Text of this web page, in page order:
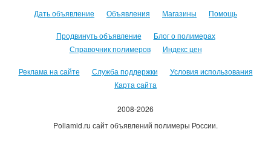
Дать объявление Объявления Магазины Помощь
Продвинуть объявление
Блог о полимерах
Справочник полимеров
Индекс цен
Реклама на сайте Служба поддержки
Условия использования
Карта сайта
2008-2026
Poliamid.ru сайт объявлений полимеры России.